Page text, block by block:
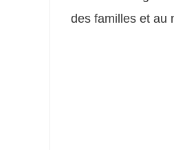
des familles et au